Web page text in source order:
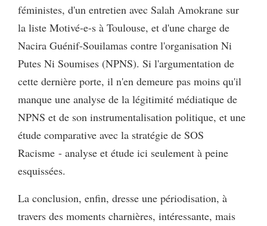
féministes, d'un entretien avec Salah Amokrane sur
la liste Motivé-e-s à Toulouse, et d'une charge de
Nacira Guénif-Souilamas contre l'organisation Ni
Putes Ni Soumises (NPNS). Si l'argumentation de
cette dernière porte, il n'en demeure pas moins qu'il
manque une analyse de la légitimité médiatique de
NPNS et de son instrumentalisation politique, et une
étude comparative avec la stratégie de SOS
Racisme - analyse et étude ici seulement à peine
esquissées.
La conclusion, enfin, dresse une périodisation, à
travers des moments charnières, intéressante, mais